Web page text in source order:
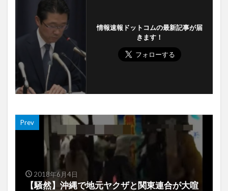
情報速報ドットコムの最新記事が届
きます！
Prev
2018年6月4日
【騒然】沖縄で地元ヤクザと関東連合が大喧